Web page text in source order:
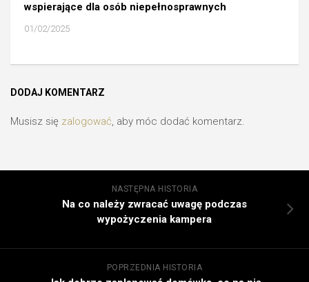
wspierające dla osób niepełnosprawnych
01/02/2025
DODAJ KOMENTARZ
Musisz się zalogować, aby móc dodać komentarz.
NASTĘPNA HISTORIA
Na co należy zwracać uwagę podczas
wypożyczenia kampera
POPRZEDNIA HISTORIA